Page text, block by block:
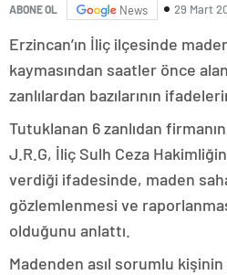
ABONE OL News 29 Mart
Erzincan’ın İliç ilçesinde
kaymasından saatler önce
zanlılardan bazılarının
Tutuklanan 6 zanlıdan
J.R.G, İliç Sulh Ceza
verdiği ifadesinde, maden
gözlemlenmesi ve
olduğunu anlattı.
Madenden asıl sorumlu